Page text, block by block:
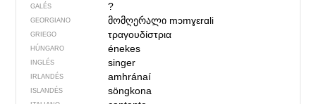
GALÉS ?
GEORGIANO მომღერალი mɔmɣɛrɑli
GRIEGO τραγουδίστρια
HÚNGARO énekes
INGLÉS singer
IRLANDÉS amhránaí
ISLANDÉS söngkona